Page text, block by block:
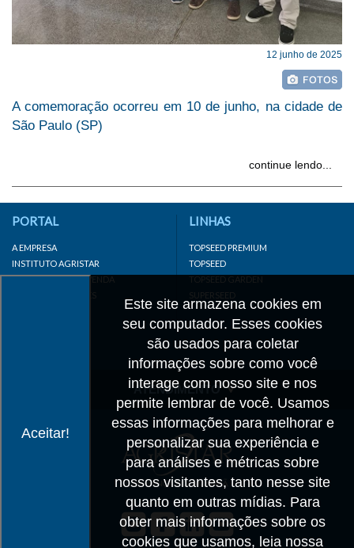
12 junho de 2025
A comemoração ocorreu em 10 de junho, na cidade de
São Paulo (SP)
continue lendo...
Aceitar!
Este site armazena cookies em
seu computador. Esses cookies
são usados para coletar
informações sobre como você
interage com nosso site e nos
permite lembrar de você. Usamos
essas informações para melhorar e
personalizar sua experiência e
para análises e métricas sobre
nossos visitantes, tanto nesse site
quanto em outras mídias. Para
obter mais informações sobre os
cookies que usamos, leia nossa
PORTAL
A EMPRESA
INSTITUTO AGRISTAR
DISTRIBUIDOR/REVENDA
LINKS IMPORTANTES
LINHAS
TOPSEED PREMIUM
TOPSEED
TOPSEED GARDEN
SUPERSEED
ATENDIMENTO
CADASTRO
TRABALHE CONOSCO